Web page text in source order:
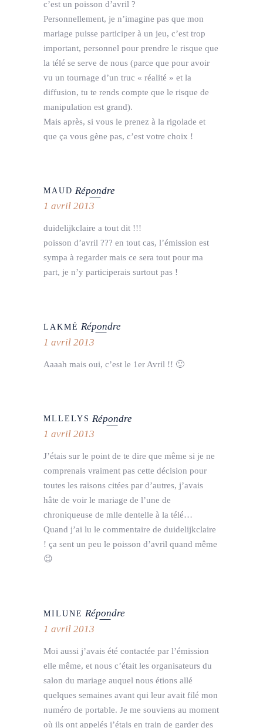
c’est un poisson d’avril ?
Personnellement, je n’imagine pas que mon
mariage puisse participer à un jeu, c’est trop
important, personnel pour prendre le risque que
la télé se serve de nous (parce que pour avoir
vu un tournage d’un truc « réalité » et la
diffusion, tu te rends compte que le risque de
manipulation est grand).
Mais après, si vous le prenez à la rigolade et
que ça vous gène pas, c’est votre choix !
MAUD Répondre
1 avril 2013
duidelijkclaire a tout dit !!!
poisson d’avril ??? en tout cas, l’émission est
sympa à regarder mais ce sera tout pour ma
part, je n’y participerais surtout pas !
LAKMÉ Répondre
1 avril 2013
Aaaah mais oui, c’est le 1er Avril !! 🙂
MLLELYS Répondre
1 avril 2013
J’étais sur le point de te dire que même si je ne
comprenais vraiment pas cette décision pour
toutes les raisons citées par d’autres, j’avais
hâte de voir le mariage de l’une de
chroniqueuse de mlle dentelle à la télé…
Quand j’ai lu le commentaire de duidelijkclaire
! ça sent un peu le poisson d’avril quand même
😉
MILUNE Répondre
1 avril 2013
Moi aussi j’avais été contactée par l’émission
elle même, et nous c’était les organisateurs du
salon du mariage auquel nous étions allé
quelques semaines avant qui leur avait filé mon
numéro de portable. Je me souviens au moment
où ils ont appelés j’étais en train de garder des